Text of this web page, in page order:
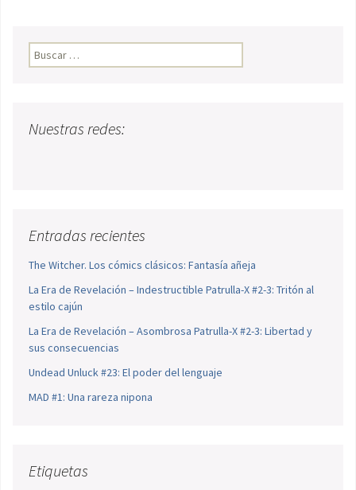
Buscar:
Nuestras redes:
Entradas recientes
The Witcher. Los cómics clásicos: Fantasía añeja
La Era de Revelación – Indestructible Patrulla-X #2-3: Tritón al
estilo cajún
La Era de Revelación – Asombrosa Patrulla-X #2-3: Libertad y
sus consecuencias
Undead Unluck #23: El poder del lenguaje
MAD #1: Una rareza nipona
Etiquetas